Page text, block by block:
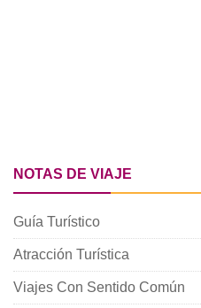
NOTAS DE VIAJE
Guía Turístico
Atracción Turística
Viajes Con Sentido Común